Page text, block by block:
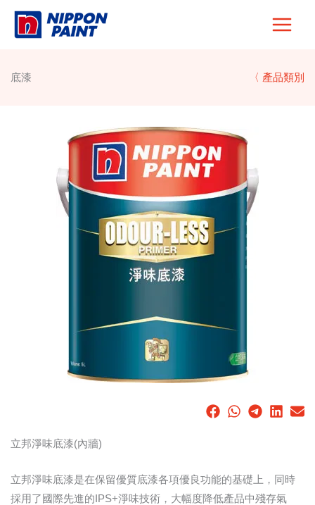
Skip
底漆 〈 產品類別
立邦淨味底漆(內牆)
立邦淨味底漆是在保留優質底漆各項優良功能的基礎上，同時
採用了國際先進的IPS+淨味技術，大幅度降低產品中殘存氣